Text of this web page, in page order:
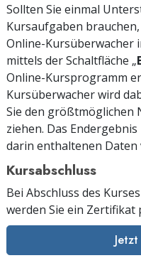
Sollten Sie einmal
Kursaufgaben
Online-Kursüberwacher
mittels der Schaltfläche „
Online-Kursprogramm
Kursüberwacher wird
Sie den größtmöglichen
ziehen. Das
darin enthaltenen Daten
Kursabschluss
Bei Abschluss des Kurses
werden Sie ein Zertifikat